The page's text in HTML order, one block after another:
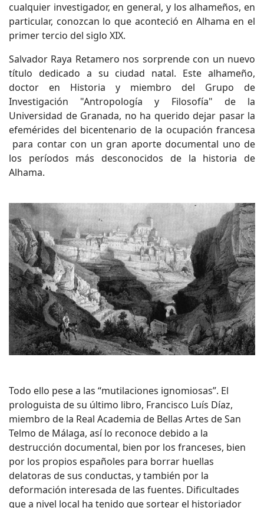
cualquier investigador, en general, y los alhameños, en
particular, conozcan lo que aconteció en Alhama en el
primer tercio del siglo XIX.
Salvador Raya Retamero nos sorprende con un nuevo
título dedicado a su ciudad natal. Este alhameño,
doctor en Historia y miembro del Grupo de
Investigación "Antropología y Filosofía" de la
Universidad de Granada, no ha querido dejar pasar la
efemérides del bicentenario de la ocupación francesa
para contar con un gran aporte documental uno de
los períodos más desconocidos de la historia de
Alhama.
Todo ello pese a las “mutilaciones ignomiosas”. El
prologuista de su último libro, Francisco Luís Díaz,
miembro de la Real Academia de Bellas Artes de San
Telmo de Málaga, así lo reconoce debido a la
destrucción documental, bien por los franceses, bien
por los propios españoles para borrar huellas
delatoras de sus conductas, y también por la
deformación interesada de las fuentes. Dificultades
que a nivel local ha tenido que sortear el historiador